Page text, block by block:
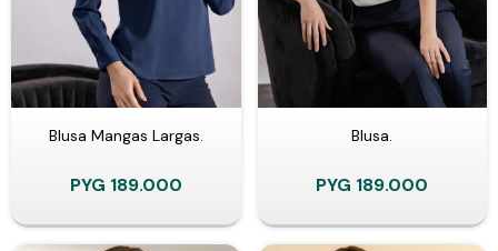
Blusa Mangas Largas.
PYG 189.000
Blusa.
PYG 189.000